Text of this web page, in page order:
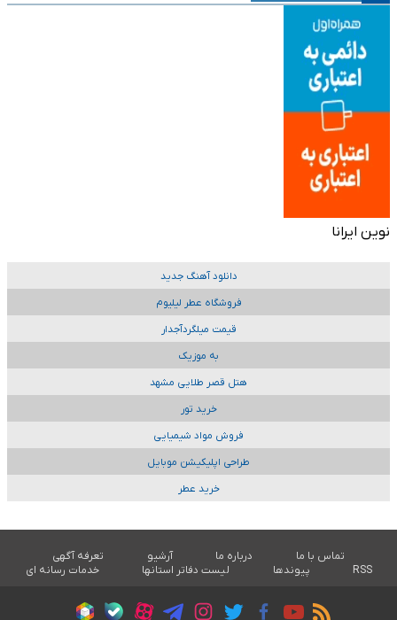
نوین ایرانا
دانلود آهنگ جدید
فروشگاه عطر لیلیوم
قیمت میلگردآجدار
به موزیک
هتل قصر طلایی مشهد
خرید تور
فروش مواد شیمیایی
طراحی اپلیکیشن موبایل
خرید عطر
تماس با ما درباره ما آرشیو
تعرفه آگهی
RSS
پیوندها لیست دفاتر استانها خدمات رسانه ای